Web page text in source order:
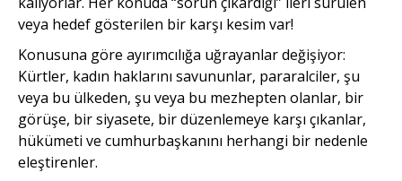
veya hedef gösterilen bir karşı kesim var!
Konusuna göre ayırımcılığa uğrayanlar değişiyor:
Kürtler, kadın haklarını savununlar, pararalciler, şu
veya bu ülkeden, şu veya bu mezhepten olanlar, bir
görüşe, bir siyasete, bir düzenlemeye karşı çıkanlar,
hükümeti ve cumhurbaşkanını herhangi bir nedenle
eleştirenler.